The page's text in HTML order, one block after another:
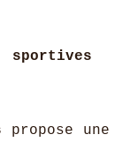
propose une